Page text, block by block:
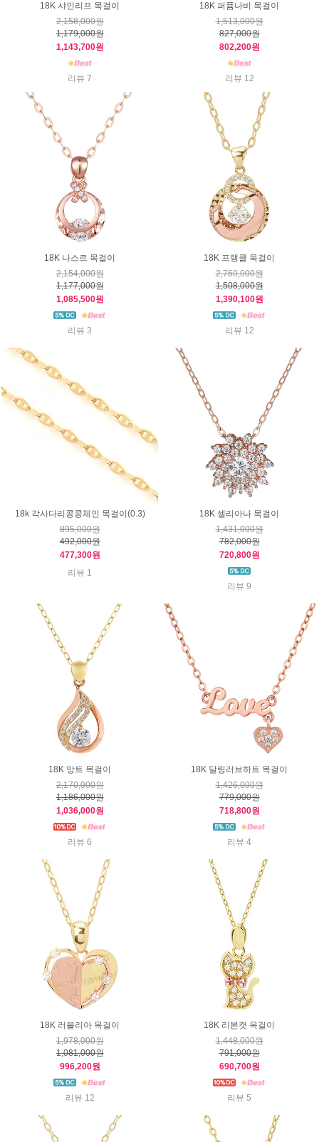
18K 샤인리프 목걸이
2,158,000원
1,179,000원
1,143,700원
리뷰 7
18K 퍼퓸나비 목걸이
1,513,000원
827,000원
802,200원
리뷰 12
18K 나스르 목걸이
2,154,000원
1,177,000원
1,085,500원
리뷰 3
18K 프랭클 목걸이
2,760,000원
1,508,000원
1,390,100원
리뷰 12
18k 각사다리콩콩체인 목걸이(0.3)
895,000원
492,000원
477,300원
리뷰 1
18K 셀리아나 목걸이
1,431,000원
782,000원
720,800원
리뷰 9
18K 앙트 목걸이
2,170,000원
1,186,000원
1,036,000원
리뷰 6
18K 달링러브하트 목걸이
1,426,000원
779,000원
718,800원
리뷰 4
18K 러블리아 목걸이
1,978,000원
1,081,000원
996,200원
리뷰 12
18K 리본캣 목걸이
1,448,000원
791,000원
690,700원
리뷰 5